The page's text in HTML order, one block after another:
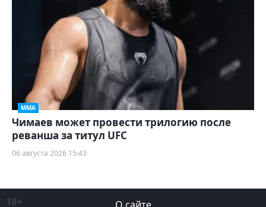
ММА
Чимаев может провести трилогию после
реванша за титул UFC
06 августа 2026 15:43
18+